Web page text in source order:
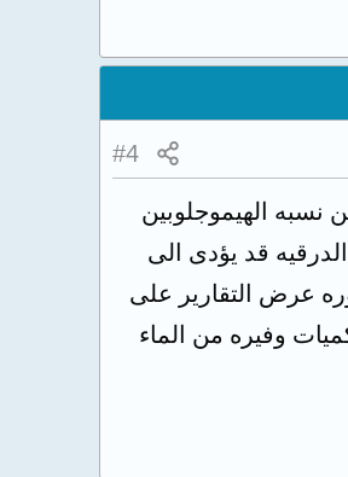
#4
نسبه الهيموجلوبين
الدرقيه قد يؤدى الى
لا يقل عن ٦ الى ٨ ساعات يوميا وضروره عرض التقارير على
المقوى للاعصاب مع شرب كميات وفيره من الماء